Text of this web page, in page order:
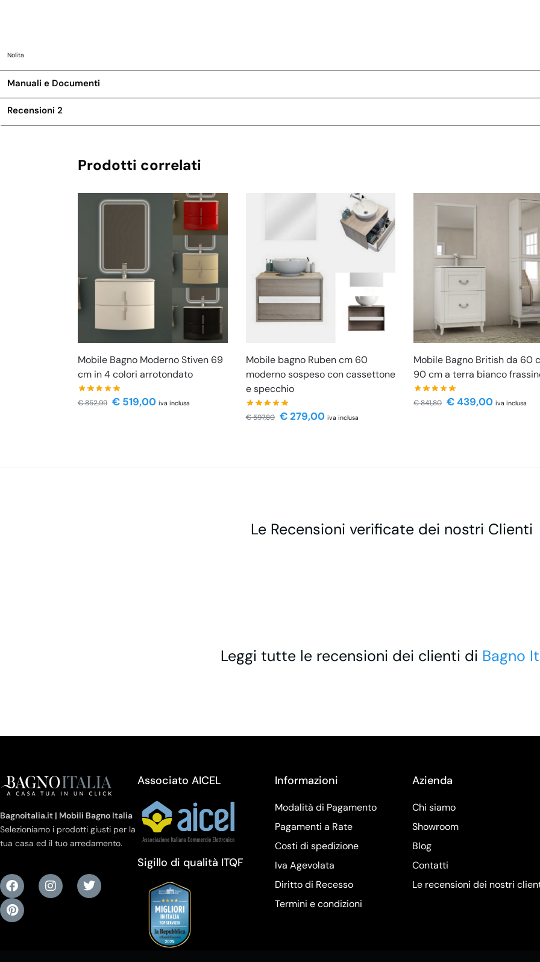
Nolita
Manuali e Documenti
Recensioni 2
Prodotti correlati
Mobile Bagno Moderno Stiven 69
cm in 4 colori arrotondato
€852,99 €519,00 iva inclusa
Mobile bagno Ruben cm 60
moderno sospeso con cassettone
e specchio
€597,80 €279,00 iva inclusa
Mobile Bagno British da 60
90 cm a terra bianco
€841,80 €439,00 iva inclusa
Le Recensioni verificate dei nostri Clienti
Leggi tutte le recensioni dei clienti di Bagno
Bagnoitalia.it | Mobili Bagno Italia
Selezioniamo i prodotti giusti per la
tua casa ed il tuo arredamento.
Associato AICEL
Sigillo di qualità ITQF
Informazioni
Modalità di Pagamento
Pagamenti a Rate
Costi di spedizione
Iva Agevolata
Diritto di Recesso
Termini e condizioni
Azienda
Chi siamo
Showroom
Blog
Contatti
Le recensioni dei nostri